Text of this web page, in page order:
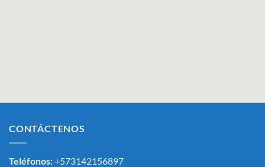
CONTÁCTENOS
Teléfonos:+573142156897